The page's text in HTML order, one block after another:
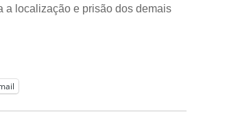
a localização e prisão dos demais